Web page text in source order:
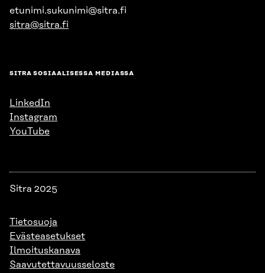
etunimi.sukunimi@sitra.fi
sitra@sitra.fi
SITRA SOSIAALISESSA MEDIASSA
LinkedIn
Instagram
YouTube
Sitra 2025
Tietosuoja
Evästeasetukset
Ilmoituskanava
Saavutettavuusseloste